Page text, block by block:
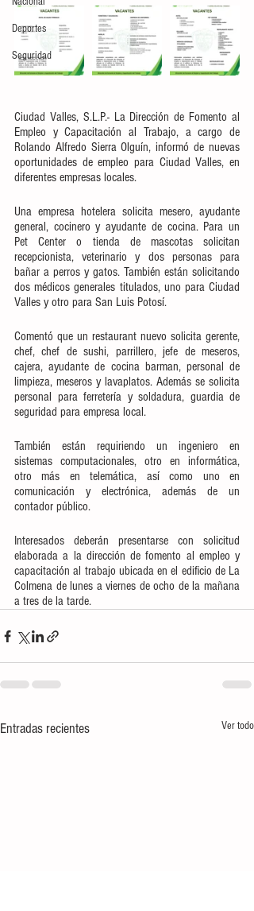
Deportes
Seguridad
Ciudad Valles, S.L.P.- La Dirección de Fomento al
Empleo y Capacitación al Trabajo, a cargo de
Rolando Alfredo Sierra Olguín, informó de nuevas
oportunidades de empleo para Ciudad Valles, en
diferentes empresas locales.
Una empresa hotelera solicita mesero, ayudante
general, cocinero y ayudante de cocina. Para un
Pet Center o tienda de mascotas solicitan
recepcionista, veterinario y dos personas para
bañar a perros y gatos. También están solicitando
dos médicos generales titulados, uno para Ciudad
Valles y otro para San Luis Potosí.
Comentó que un restaurant nuevo solicita gerente,
chef, chef de sushi, parrillero, jefe de meseros,
cajera, ayudante de cocina barman, personal de
limpieza, meseros y lavaplatos. Además se solicita
personal para ferretería y soldadura, guardia de
seguridad para empresa local.
También están requiriendo un ingeniero en
sistemas computacionales, otro en informática,
otro más en telemática, así como uno en
comunicación y electrónica, además de un
contador público.
Interesados deberán presentarse con solicitud
elaborada a la dirección de fomento al empleo y
capacitación al trabajo ubicada en el edificio de La
Colmena de lunes a viernes de ocho de la mañana
a tres de la tarde.
Entradas recientes Ver todo